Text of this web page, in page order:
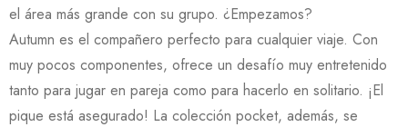
el área más grande con su grupo. ¿Empezamos?
Autumn es el compañero perfecto para cualquier viaje. Con
muy pocos componentes, ofrece un desafío muy entretenido
tanto para jugar en pareja como para hacerlo en solitario. ¡El
pique está asegurado! La colección pocket, además, se